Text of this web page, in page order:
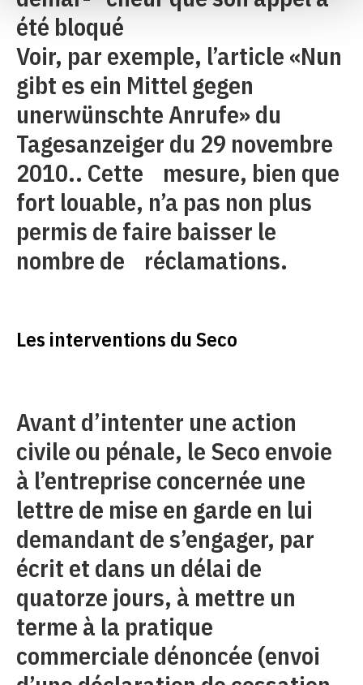
été bloqué
Voir, par exemple, l’article «Nun
gibt es ein Mittel gegen
unerwünschte Anrufe» du
Tagesanzeiger du 29 novembre
2010.. Cette mesure, bien que
fort louable, n’a pas non plus
permis de faire baisser le
nombre de réclamations.
Les interventions du Seco
Avant d’intenter une action
civile ou pénale, le Seco envoie
à l’entreprise concernée une
lettre de mise en garde en lui
demandant de s’engager, par
écrit et dans un délai de
quatorze jours, à mettre un
terme à la pratique
commerciale dénoncée (envoi